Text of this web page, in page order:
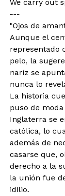
We carry out
---
"Ojos de
Aunque el
representado
pelo, la
nariz se
nunca lo
La historia
puso de
Inglaterra se
católica, lo
además de
casarse que,
derecho a la
la unión fue
idilio.